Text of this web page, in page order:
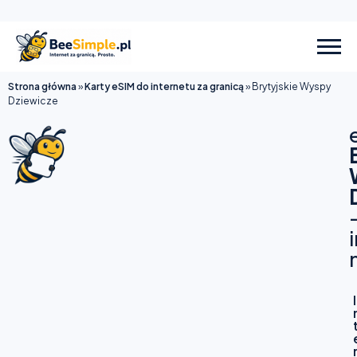
Strona główna»Karty eSIM do internetu za granicą» Brytyjskie Wyspy
Dziewicze
I
r